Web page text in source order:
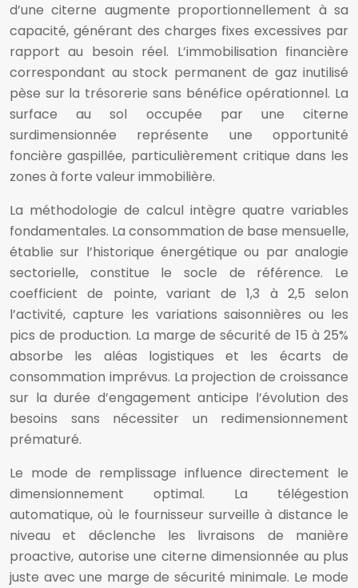
d’une citerne augmente proportionnellement à sa
capacité, générant des charges fixes excessives par
rapport au besoin réel. L’immobilisation financière
correspondant au stock permanent de gaz inutilisé
pèse sur la trésorerie sans bénéfice opérationnel. La
surface au sol occupée par une citerne
surdimensionnée représente une opportunité
foncière gaspillée, particulièrement critique dans les
zones à forte valeur immobilière.
La méthodologie de calcul intègre quatre variables
fondamentales. La consommation de base mensuelle,
établie sur l’historique énergétique ou par analogie
sectorielle, constitue le socle de référence. Le
coefficient de pointe, variant de 1,3 à 2,5 selon
l’activité, capture les variations saisonnières ou les
pics de production. La marge de sécurité de 15 à 25%
absorbe les aléas logistiques et les écarts de
consommation imprévus. La projection de croissance
sur la durée d’engagement anticipe l’évolution des
besoins sans nécessiter un redimensionnement
prématuré.
Le mode de remplissage influence directement le
dimensionnement optimal. La télégestion
automatique, où le fournisseur surveille à distance le
niveau et déclenche les livraisons de manière
proactive, autorise une citerne dimensionnée au plus
juste avec une marge de sécurité minimale. Le mode